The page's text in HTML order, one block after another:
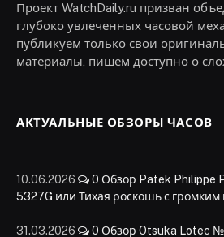
Проект WatchDaily.ru призван
глубоко увлеченных часовой
публикуем только свои
материалы, пишем доступно о
АКТУАЛЬНЫЕ ОБЗОРЫ ЧАСОВ
10.06.2026 0 Обзор Patek Philippe
5327G или Тихая роскошь с
31.03.2026 0 Обзор Otsuka Lotec